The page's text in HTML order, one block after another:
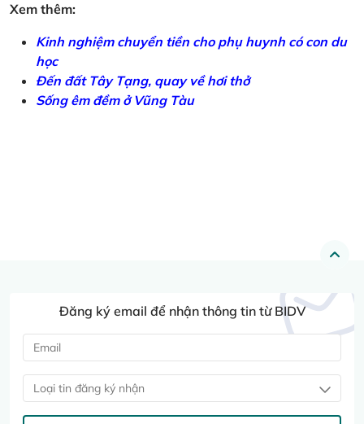
Xem thêm:
Kinh nghiệm chuyển tiền cho phụ huynh có con du
học
Đến đất Tây Tạng, quay về hơi thở
Sống êm đềm ở Vũng Tàu
Đăng ký email để nhận thông tin từ BIDV
Loại tin đăng ký nhận